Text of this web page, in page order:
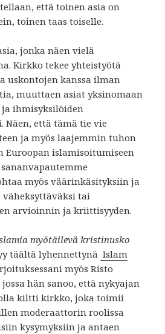
että toinen asia on
toinen taas toiselle.
jonka näen vielä
Kirkko tekee yhteistyötä
uskontojen kanssa ilman
muuttaen asiat yksinomaan
ihmisyksilöiden
että tämä tie vie
ja myös laajemmin tuhon
Euroopan islamisoitumiseen
myös väärinkäsityksiin ja
tai
arvioinnin ja kriittisyyden.
myötäilevä kristinusko
täältä lyhennettynä Islam
myös Risto
hän sanoo, että nykyajan
kiltti kirkko, joka toimii
moderaattorin roolissa
kysymyksiin ja antaen